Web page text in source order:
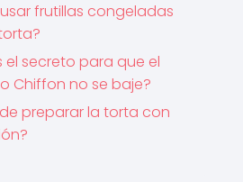
frutillas congeladas
el secreto para que el
Chiffon no se baje?
preparar la torta con